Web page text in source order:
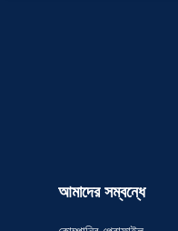
আমাদের সম্বন্ধে